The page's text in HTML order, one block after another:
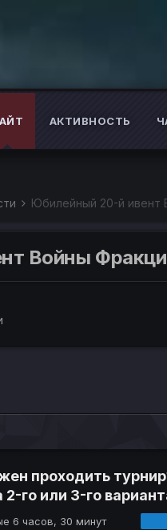
АКТИВНОСТЬ
Юбилейный 20-й ивент
Войны
проходить
го или 3-го
6 часов, 30 минут